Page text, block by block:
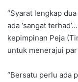
“Syarat lengkap
ada ‘sangat
kepimpinan Peja
untuk menerajui
“Bersatu perlu ada